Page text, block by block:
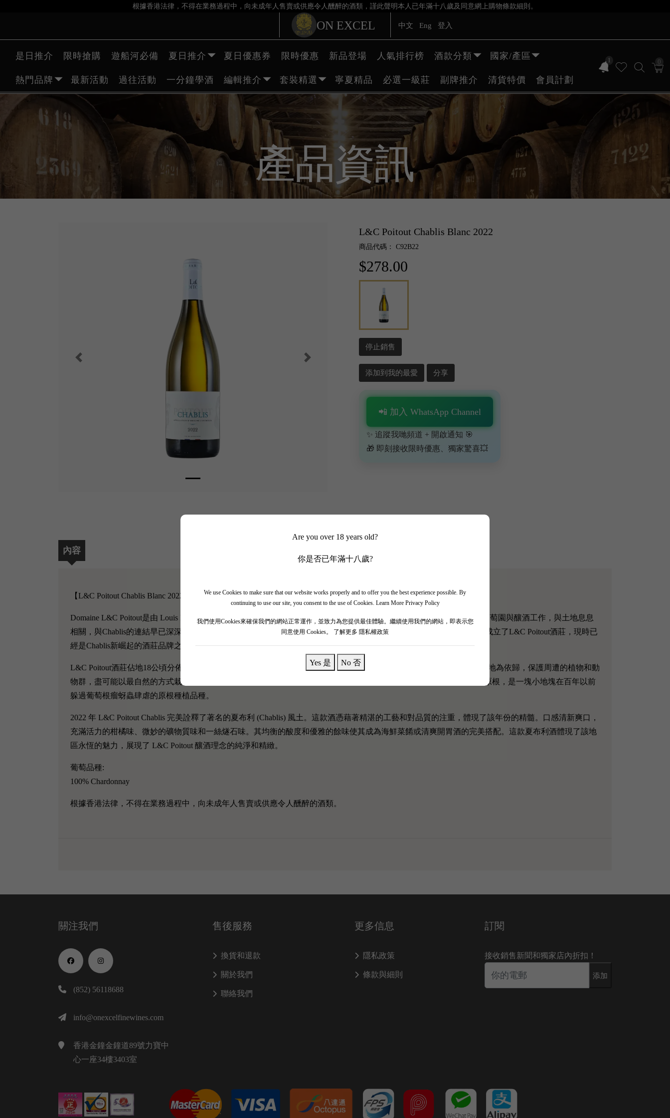
根據香港法律，不得在業務過程中，向未成年人售賣或供應令人醺醉的酒類，謹此聲明本人已年滿十八歲及同意網上購物條款細則。
ON EXCEL 中文 Eng 登入
1 0
是日推介 限時搶購 遊船河必備 夏日推介 夏日優惠券 限時優惠 新品登場 人氣排行榜 酒款分類 國家/產區
熱門品牌 最新活動 過往活動 一分鐘學酒 編輯推介 套裝精選 寧夏精品 必選一級莊 副牌推介 清貨特價 會員計劃
Are you over 18 years old?
你是否已年滿十八歲?
We use Cookies to make sure that our website works properly and to offer you the best experience possible. By
continuing to use our site, you consent to the use of Cookies. Learn More Privacy Policy
我們使用Cookies來確保我們的網站正常運作，並致力為您提供最佳體驗。繼續使用我們的網站，即表示您
同意使用 Cookies。 了解更多 隱私權政策
Yes 是 No 否
產品資訊
L&C Poitout Chablis Blanc 2022
商品代碼： C92B22
$278.00
停止銷售
添加到我的最愛 分享
📲 加入 WhatsApp Channel
✨ 追蹤我哋頻道 + 開啟通知 🎯
🎁 即刻接收限時優惠、獨家驚喜💥
內容
【L&C Poitout Chablis Blanc 2022】
Domaine L&C Poitout是由 Louis Poitout先生和 Catherine女士兩夫妻的結晶，雙方父母都係Burgundy白酒大區Chablis從事葡萄園與釀酒工作，與土地息息
相關，與Chablis的連結早已深深地融入血液當中，兩人從小邊在葡萄園中成長，2003年在Chablis實現釀酒的夢想，一起成立了L&C Poitout酒莊，現時已
經是Chablis新崛起的酒莊品牌之一。
L&C Poitout酒莊佔地18公頃分佈在Chablis產區，擁有獨特的地塊，部分更是Grand Cru，葡萄園的管理更是以尊重這片土地為依歸，保護周遭的植物和動
物群，盡可能以最自然的方式栽培葡萄，以保留每個地塊的獨立於個性。這個酒莊更加擁有難以覓得的稀有Chardonnay原根，是一塊小地塊在百年以前
躲過葡萄根瘤蚜蟲肆虐的原根種植品種。
2022 年 L&C Poitout Chablis 完美詮釋了著名的夏布利 (Chablis) 風土。這款酒憑藉著精湛的工藝和對品質的注重，體現了該年份的精髓。口感清新爽口，
充滿活力的柑橘味、微妙的礦物質味和一絲燧石味。其均衡的酸度和優雅的餘味使其成為海鮮菜餚或清爽開胃酒的完美搭配。這款夏布利酒體現了該地
區永恆的魅力，展現了 L&C Poitout 釀酒理念的純淨和精緻。
葡萄品種:
100% Chardonnay
根據香港法律，不得在業務過程中，向未成年人售賣或供應令人醺醉的酒類。
關注我們
(852) 56118688
info@onexcelfinewines.com
香港金鐘金鐘道89號力寶中
心一座34樓3403室
售後服務
換貨和退款
關於我們
聯絡我們
更多信息
隱私政策
條款與細則
訂閱
接收銷售新聞和獨家店內折扣！
添加